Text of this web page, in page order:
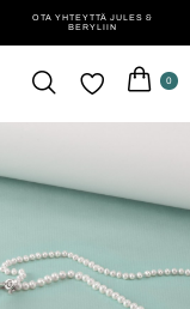
OTA YHTEYTTÄ JULES &
BERYLIIN
0